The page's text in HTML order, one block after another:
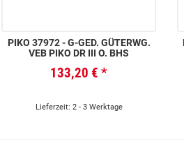
PIKO 37972 - G-GED. GÜTERWG.
VEB PIKO DR III O. BHS
133,20 € *
Lieferzeit: 2 - 3 Werktage